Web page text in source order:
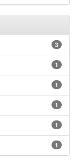
3
1
1
1
1
1